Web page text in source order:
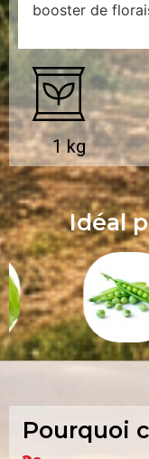
booster de
1 kg
Idéal
Pourquoi